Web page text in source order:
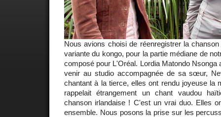
Nous avions choisi de réenregistrer la
variante du kongo, pour la partie médiane de
composé pour L'Oréal. Lordia Matondo Nsonga
venir au studio accompagnée de sa sœur,
chantant à la tierce, elles ont rendu joyeuse la
rappelait étrangement un chant vaudou
chanson irlandaise ! C'est un vrai duo. Elles
ensemble. Nous posons la prise sur les